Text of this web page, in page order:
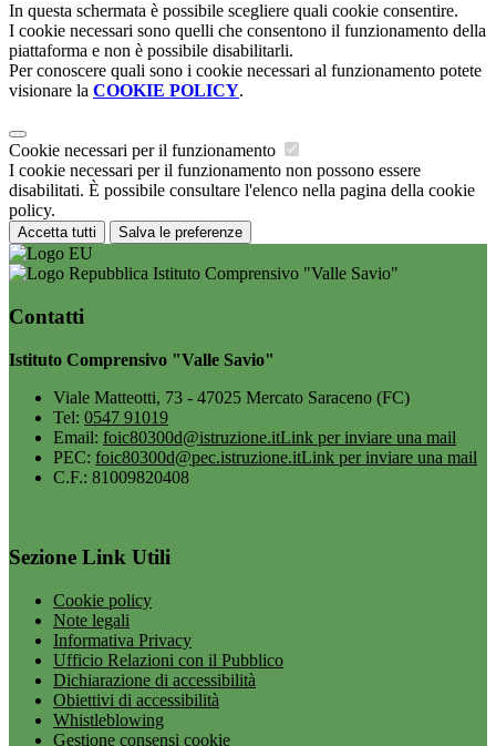
In questa schermata è possibile scegliere quali cookie consentire.
I cookie necessari sono quelli che consentono il funzionamento della
piattaforma e non è possibile disabilitarli.
Per conoscere quali sono i cookie necessari al funzionamento potete
visionare la COOKIE POLICY.
Cookie necessari per il funzionamento
I cookie necessari per il funzionamento non possono essere
disabilitati. È possibile consultare l'elenco nella pagina della cookie
policy.
Accetta tutti Salva le preferenze
Istituto Comprensivo "Valle Savio"
Contatti
Istituto Comprensivo "Valle Savio"
Viale Matteotti, 73 - 47025 Mercato Saraceno (FC)
Tel: 0547 91019
Email: foic80300d@istruzione.itLink per inviare una mail
PEC: foic80300d@pec.istruzione.itLink per inviare una mail
C.F.: 81009820408
Sezione Link Utili
Cookie policy
Note legali
Informativa Privacy
Ufficio Relazioni con il Pubblico
Dichiarazione di accessibilità
Obiettivi di accessibilità
Whistleblowing
Gestione consensi cookie